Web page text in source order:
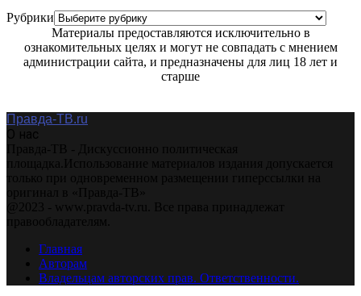
Рубрики
Материалы предоставляются исключительно в
ознакомительных целях и могут не совпадать с мнением
администрации сайта, и предназначены для лиц 18 лет и
старше
Правда-ТВ.ru
О нас
Правда-ТВ - Дискуссионно политическая
площадка.Использование материалов издания допускается
только при одновременном размещении гиперссылки на
оригинал в «Правда-ТВ»
@2023 - www.pravda-tv.ru. Все права принадлежат
правообладателям.
Главная
Авторам
Владельцам авторских прав. Ответственности.